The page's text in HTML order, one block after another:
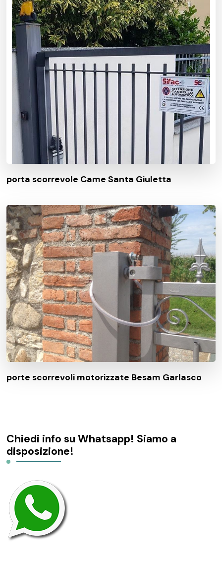
porta scorrevole Came Santa Giuletta
porte scorrevoli motorizzate Besam Garlasco
Chiedi info su Whatsapp! Siamo a
disposizione!